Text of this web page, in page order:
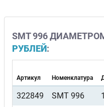
SMT 996
РУБЛЕЙ:
Артикул Номенклатура
322849 SMT 996